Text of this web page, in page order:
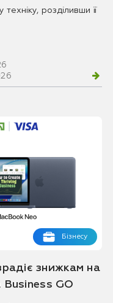
розділивши її
Бізнесу
знижкам на
GO